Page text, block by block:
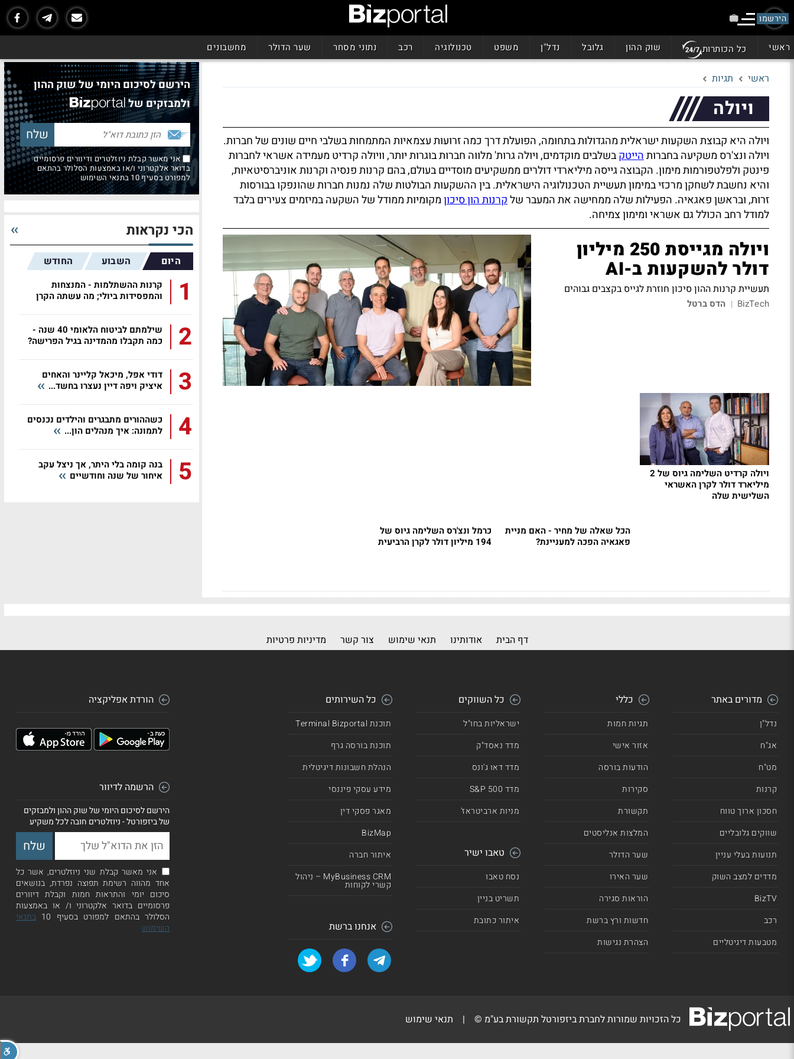
הירשמו
ראשי כל הכותרות שוק ההון גלובל נדל"ן משפט טכנולוגיה רכב נתוני מסחר שער הדולר מחשבונים
ראשי תגיות
ויולה
ויולה היא קבוצת השקעות ישראלית מהגדולות בתחומה, הפועלת דרך כמה זרועות עצמאיות המתמחות בשלבי חיים שונים של חברות.
ויולה ונצ'רס משקיעה בחברותהייטקבשלבים מוקדמים, ויולה גרות' מלווה חברות בוגרות יותר, וויולה קרדיט מעמידה אשראי לחברות
פינטק ולפלטפורמות מימון. הקבוצה גייסה מיליארדי דולרים ממשקיעים מוסדיים בעולם, בהם קרנות פנסיה וקרנות אוניברסיטאיות,
והיא נחשבת לשחקן מרכזי במימון תעשיית הטכנולוגיה הישראלית. בין ההשקעות הבולטות שלה נמנות חברות שהונפקו בבורסות
זרות, ובראשן פאגאיה. הפעילות שלה ממחישה את המעבר שלקרנות הון סיכוןמקומיות ממודל של השקעה במיזמים צעירים בלבד
למודל רחב הכולל גם אשראי ומימון צמיחה.
ויולה מגייסת 250 מיליון
דולר להשקעות ב-AI
תעשיית קרנות ההון סיכון חוזרת לגייס בקצבים גבוהים
BizTech
| הדס ברטל
ויולה קרדיט השלימה גיוס של 2
מיליארד דולר לקרן האשראי
השלישית שלה
הכל שאלה של מחיר - האם מניית
פאגאיה הפכה למעניינת?
כרמל ונצ'רס השלימה גיוס של
194 מיליון דולר לקרן הרביעית
הירשם לסיכום היומי של שוק ההון
ולמבזקים של
אני מאשר קבלת ניוזלטרים ודיוורים פרסומיים
בדואר אלקטרוני ו/או באמצעות הסלולר בהתאם
למפורט בסעיף 10 בתנאי השימוש
הכי נקראות
היום השבוע החודש
1
קרנות ההשתלמות - המנצחות
והמפסידות ביולי; מה עשתה הקרן
2
שילמתם לביטוח הלאומי 40 שנה -
כמה תקבלו מהמדינה בגיל הפרישה?
3
דודי אפל, מיכאל קליינר והאחים
איציק ויפה דיין נעצרו בחשד...
4
כשההורים מתבגרים והילדים נכנסים
לתמונה: איך מנהלים הון...
5
בנה קומה בלי היתר, אך ניצל עקב
איחור של שנה וחודשיים
דף הבית אודותינו תנאי שימוש צור קשר מדיניות פרטיות
מדורים באתר
נדל"ן
אג"ח
מט"ח
קרנות
חסכון ארוך טווח
שווקים גלובליים
תנועות בעלי עניין
מדדים למצב השוק
BizTV
רכב
מטבעות דיגיטליים
כללי
תגיות חמות
אזור אישי
הודעות בורסה
סקירות
תקשורת
המלצות אנליסטים
שער הדולר
שער האירו
הוראות סגירה
חדשות ורץ ברשת
הצהרת נגישות
כל השווקים
ישראליות בחו"ל
מדד נאסד"ק
מדד דאו ג'ונס
מדד 500 S&P
מניות ארביטראז'
טאבו ישיר
נסח טאבו
תשריט בניין
איתור כתובת
כל השירותים
תוכנת Terminal Bizportal
תוכנת בורסה גרף
הנהלת חשבונות דיגיטלית
מידע עסקי פיננסי
מאגר פסקי דין
BizMap
איתור חברה
MyBusiness CRM – ניהול
קשרי לקוחות
אנחנו ברשת
הורדת אפליקציה
הרשמה לדיוור
הירשם לסיכום היומי של שוק ההון ולמבזקים
של ביזפורטל - ניוזלטרים חובה לכל משקיע
אני מאשר קבלת שני ניוזלטרים, אשר כל
אחד מהווה רשימת תפוצה נפרדת, בנושאים
סיכום יומי והתראות חמות וקבלת דיוורים
פרסומיים בדואר אלקטרוני ו/ או באמצעות
הסלולר בהתאם למפורט בסעיף 10
בתנאי
השימוש
כל הזכויות שמורות לחברת ביזפורטל תקשורת בע"מ © | תנאי שימוש